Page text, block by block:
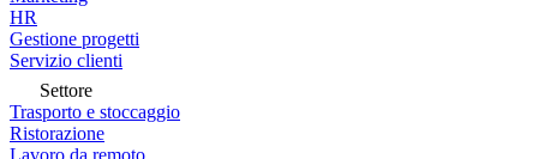
HR
Gestione progetti
Servizio clienti
Settore
Trasporto e stoccaggio
Ristorazione
Lavoro da remoto